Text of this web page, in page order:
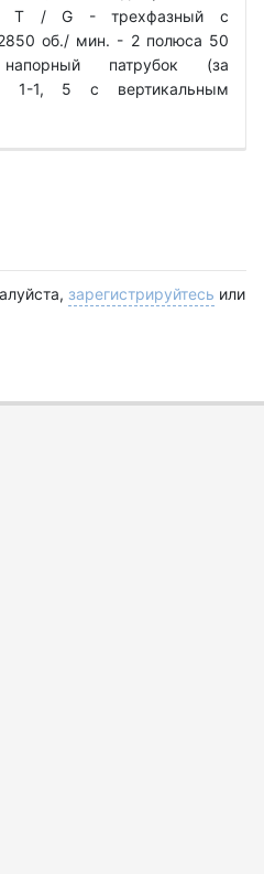
T / G - трехфазный с
об./ мин. - 2 полюса 50
патрубок (за
1-1, 5 с вертикальным
зарегистрируйтесь или